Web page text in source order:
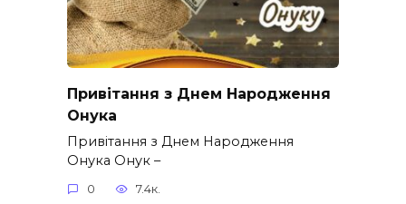
Привітання з Днем Народження
Онука
Привітання з Днем Народження
Онука Онук –
0 7.4к.